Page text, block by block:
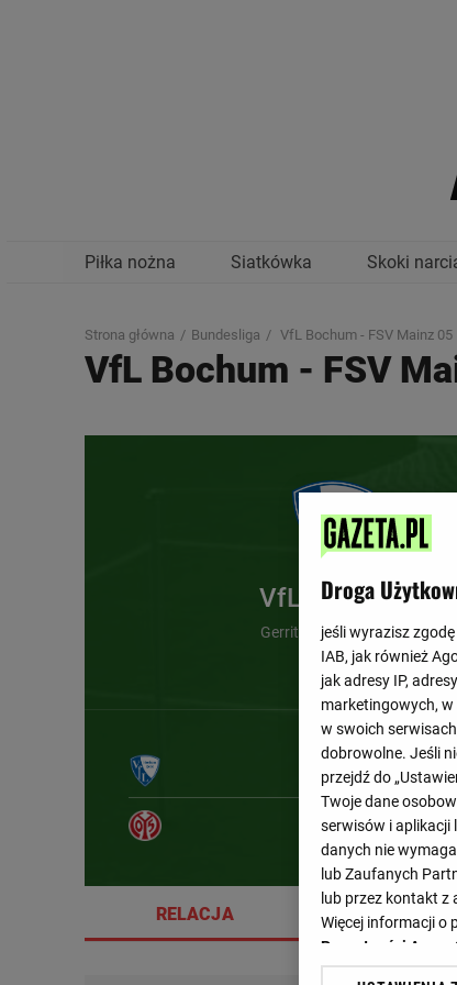
Piłka nożna Siatkówka Skoki
Strona główna Bundesliga VfL Bochum - FSV Mainz 05
VfL Bochum - FSV
VfL Bochum
Gerrit Holtmann (84')
RELACJA
Droga
jeśli wyrazisz
IAB, jak również
jak adresy IP,
marketingowych,
w swoich
dobrowolne. Jeśli
przejdź do
Twoje dane
serwisów i aplikacji
danych nie
lub Zaufanych
lub przez kontakt
Więcej informacji o
Prywatności Agora